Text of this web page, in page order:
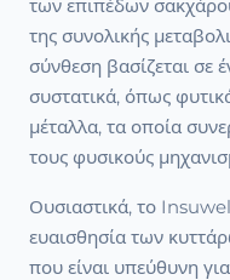
των επιπέδων
της συνολικής
σύνθεση βασίζεται
συστατικά, όπως
μέταλλα, τα οποία
τους φυσικούς
Ουσιαστικά, το
ευαισθησία των
που είναι υπεύθυνη